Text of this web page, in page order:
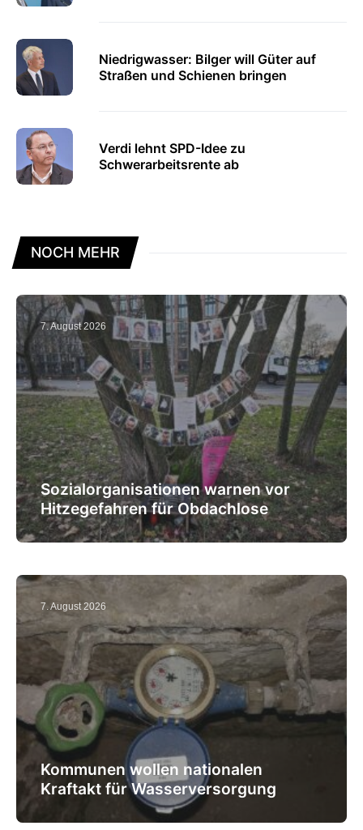
Niedrigwasser: Bilger will Güter auf
Straßen und Schienen bringen
Verdi lehnt SPD-Idee zu
Schwerarbeitsrente ab
NOCH MEHR
7. August 2026
Sozialorganisationen warnen vor
Hitzegefahren für Obdachlose
7. August 2026
Kommunen wollen nationalen
Kraftakt für Wasserversorgung